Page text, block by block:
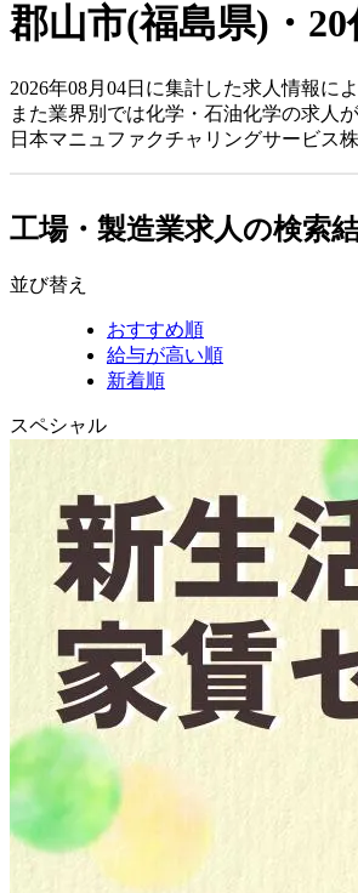
郡山市(福島県)・
2026年08月04日に集計した求人情報に
また業界別では化学・石油化学の求人
日本マニュファクチャリングサービス
工場・製造業求人の検索
並び替え
おすすめ順
給与が高い順
新着順
スペシャル